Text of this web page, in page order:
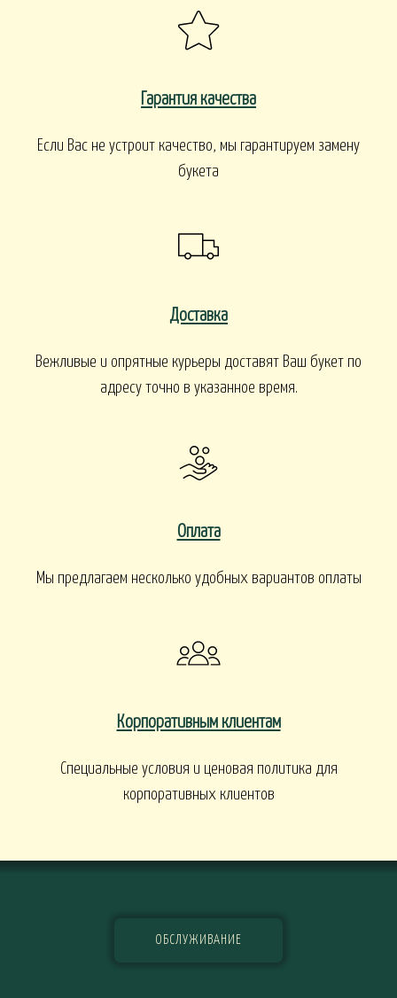
Гарантия качества
Если Вас не устроит качество, мы гарантируем замену
букета
Доставка
Вежливые и опрятные курьеры доставят Ваш букет по
адресу точно в указанное время.
Оплата
Мы предлагаем несколько удобных вариантов оплаты
Корпоративным клиентам
Специальные условия и ценовая политика для
корпоративных клиентов
ОБСЛУЖИВАНИЕ